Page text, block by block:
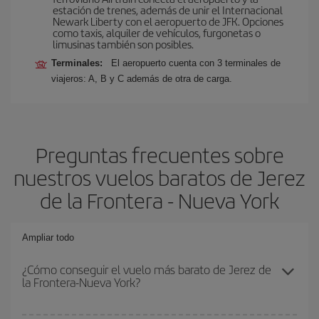
estación de trenes, además de unir el Internacional
Newark Liberty con el aeropuerto de JFK. Opciones
como taxis, alquiler de vehículos, furgonetas o
limusinas también son posibles.
Terminales:
El aeropuerto cuenta con 3 terminales de
viajeros: A, B y C además de otra de carga.
Preguntas frecuentes sobre
nuestros vuelos baratos de Jerez
de la Frontera - Nueva York
Ampliar todo
¿Cómo conseguir el vuelo más barato de Jerez de
la Frontera-Nueva York?